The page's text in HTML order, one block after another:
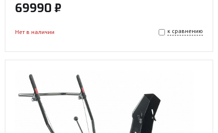
69990 ₽
к сравнению
Нет в наличии